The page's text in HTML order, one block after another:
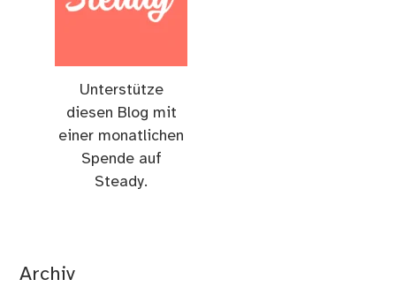
Unterstütze
diesen Blog mit
einer monatlichen
Spende auf
Steady.
Archiv